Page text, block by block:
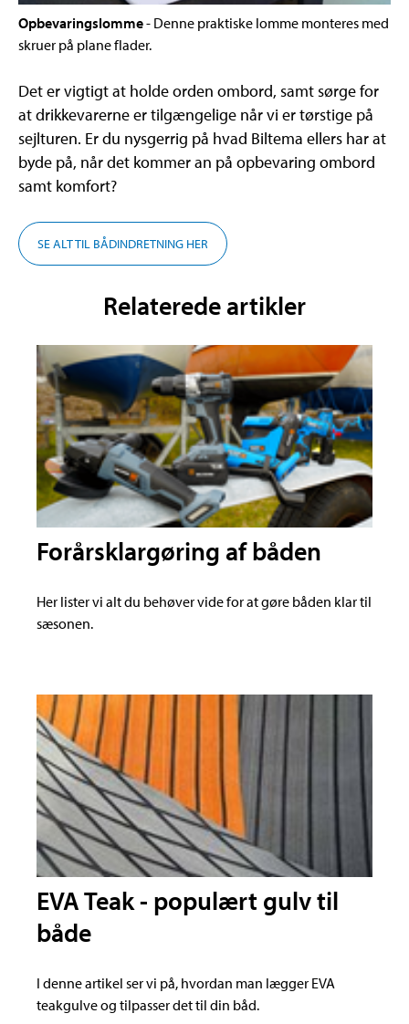
Opbevaringslomme- Denne praktiske lomme monteres med
skruer på plane flader.
Det er vigtigt at holde orden ombord, samt sørge for
at drikkevarerne er tilgængelige når vi er tørstige på
sejlturen. Er du nysgerrig på hvad Biltema ellers har at
byde på, når det kommer an på opbevaring ombord
samt komfort?
SE ALT TIL BÅDINDRETNING HER
Relaterede artikler
Forårsklargøring af båden
Her lister vi alt du behøver vide for at gøre båden klar til
sæsonen.
EVA Teak - populært gulv til
både
I denne artikel ser vi på, hvordan man lægger EVA
teakgulve og tilpasser det til din båd.